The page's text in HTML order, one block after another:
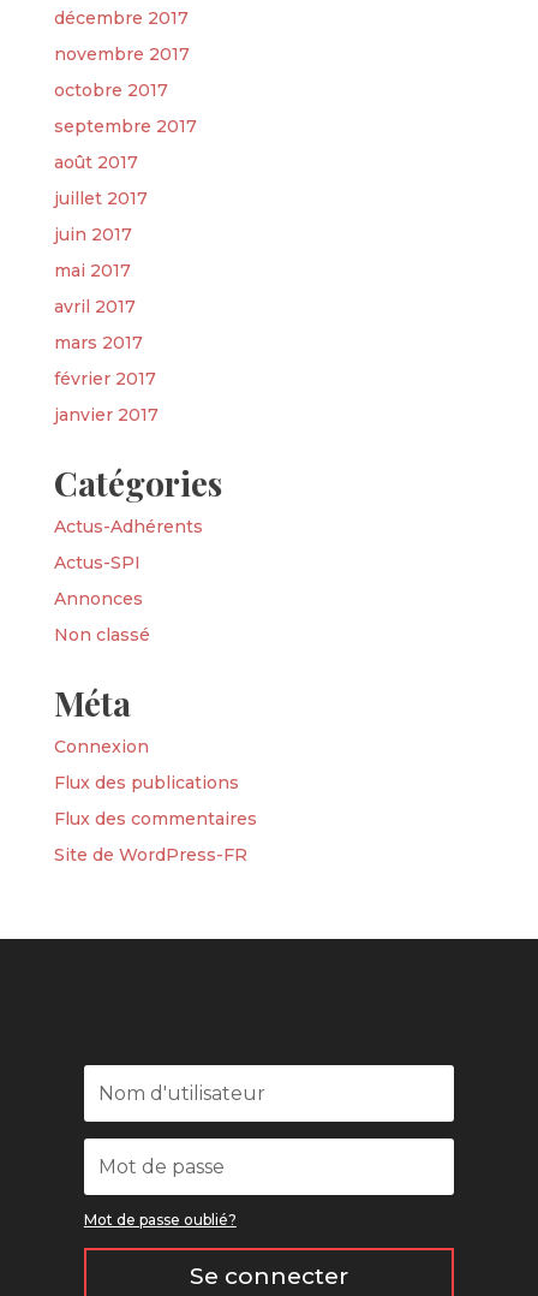
décembre 2017
novembre 2017
octobre 2017
septembre 2017
août 2017
juillet 2017
juin 2017
mai 2017
avril 2017
mars 2017
février 2017
janvier 2017
Catégories
Actus-Adhérents
Actus-SPI
Annonces
Non classé
Méta
Connexion
Flux des publications
Flux des commentaires
Site de WordPress-FR
Mot de passe oublié?
Se connecter